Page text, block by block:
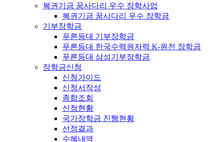
복권기금 꿈사다리 우수 장학사업
복권기금 꿈사다리 우수 장학금
기부장학금
푸른등대 기부장학금
푸른등대 한국수력원자력 K-원전 장학금
푸른등대 삼성기부장학금
장학금신청
신청가이드
신청서작성
종합조회
신청현황
국가장학금 진행현황
선정결과
수혜내역